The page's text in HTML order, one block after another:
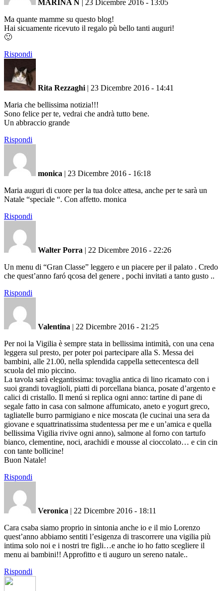
MARINA N
23 Dicembre 2016 - 13:05
Ma quante mamme su questo blog!
Hai sicuamente ricevuto il regalo pù bello tanti auguri!
🙂
Rispondi
Rita Rezzaghi | 23 Dicembre 2016 - 14:41
Maria che bellissima notizia!!!
Sono felice per te, vedrai che andrà tutto bene.
Un abbraccio grande
Rispondi
monica | 23 Dicembre 2016 - 16:18
Maria auguri di cuore per la tua dolce attesa, anche per te sarà un
Natale “speciale “. Con affetto. monica
Rispondi
Walter Porra | 22 Dicembre 2016 - 22:26
Un menu di “Gran Classe” leggero e un piacere per il palato . Credo
che quest’anno faró qcosa del genere , pochi invitati a tanto gusto ..
Rispondi
Valentina | 22 Dicembre 2016 - 21:25
Per noi la Vigilia è sempre stata in bellissima intimità, con una cena
leggera sul presto, per poter poi partecipare alla S. Messa dei
bambini, alle 21.00, nella splendida cappella settecentesca dell
scuola del mio piccino.
La tavola sarà elegantissima: tovaglia antica di lino ricamato con i
suoi grandi tovaglioli, piatti di porcellana bianca, posate d’argento e
calici di cristallo. Il menú si replica ogni anno: tartine di pane di
segale fatto in casa con salmone affumicato, aneto e yogurt greco,
tagliatelle burro parmigiano e nice moscata (le cucinai una sera da
giovane e squattrinatissima studentessa per me e un’amica e quella
bellissima Vigilia rivive ogni anno), salmone al forno con tartufo
bianco, clementine, noci, arachidi e mousse al cioccolato… e cin cin
con tante bollicine!
Buon Natale!
Rispondi
Veronica | 22 Dicembre 2016 - 18:11
Cara csaba siamo proprio in sintonia anche io e il mio Lorenzo
quest’anno abbiamo sentiti l’esigenza di trascorrere una vigilia più
intima solo noi e i nostri tre figli…e anche io ho fatto scegliere il
menu ai bambini!! Approfitto e ti auguro un sereno natale..
Rispondi